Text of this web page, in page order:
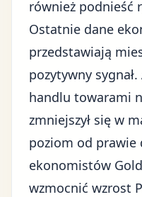
również podnieść
Ostatnie dane
przedstawiają
pozytywny
handlu towarami
zmniejszył się w
poziom od prawie
ekonomistów
wzmocnić wzrost